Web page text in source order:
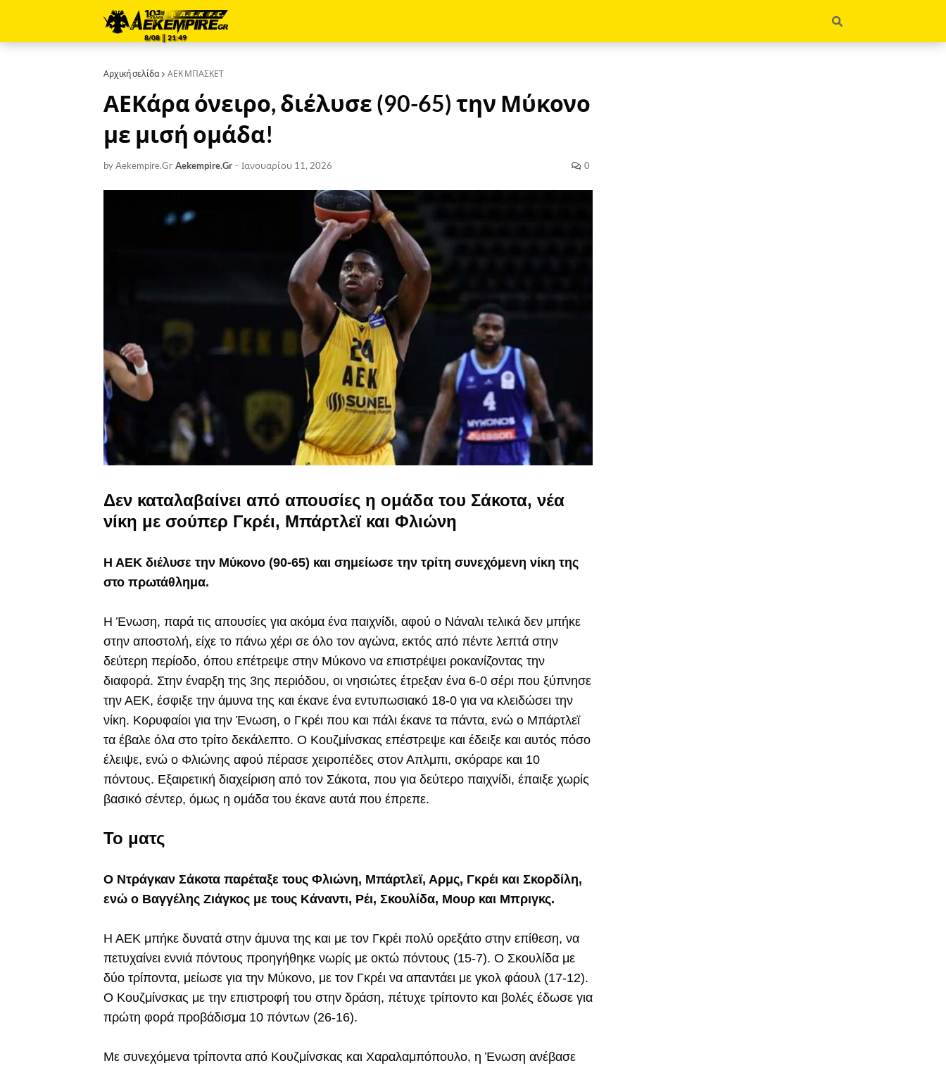
8/08 ║ 21:49
Αρχική σελίδα ΑΕΚ ΜΠΑΣΚΕΤ
ΑΕΚάρα όνειρο, διέλυσε (90-65) την Μύκονο
με μισή ομάδα!
by Aekempire.Gr Aekempire.Gr - Ιανουαρίου 11, 2026 0
Δεν καταλαβαίνει από απουσίες η ομάδα του Σάκοτα, νέα
νίκη με σούπερ Γκρέι, Μπάρτλεϊ και Φλιώνη
Η ΑΕΚ διέλυσε την Μύκονο (90-65) και σημείωσε την τρίτη συνεχόμενη νίκη της
στο πρωτάθλημα.
Η Ένωση, παρά τις απουσίες για ακόμα ένα παιχνίδι, αφού ο Νάναλι τελικά δεν μπήκε
στην αποστολή, είχε το πάνω χέρι σε όλο τον αγώνα, εκτός από πέντε λεπτά στην
δεύτερη περίοδο, όπου επέτρεψε στην Μύκονο να επιστρέψει ροκανίζοντας την
διαφορά. Στην έναρξη της 3ης περιόδου, οι νησιώτες έτρεξαν ένα 6-0 σέρι που ξύπνησε
την ΑΕΚ, έσφιξε την άμυνα της και έκανε ένα εντυπωσιακό 18-0 για να κλειδώσει την
νίκη. Κορυφαίοι για την Ένωση, ο Γκρέι που και πάλι έκανε τα πάντα, ενώ ο Μπάρτλεϊ
τα έβαλε όλα στο τρίτο δεκάλεπτο. Ο Κουζμίνσκας επέστρεψε και έδειξε και αυτός πόσο
έλειψε, ενώ ο Φλιώνης αφού πέρασε χειροπέδες στον Απλμπι, σκόραρε και 10
πόντους. Εξαιρετική διαχείριση από τον Σάκοτα, που για δεύτερο παιχνίδι, έπαιξε χωρίς
βασικό σέντερ, όμως η ομάδα του έκανε αυτά που έπρεπε.
Το ματς
Ο Ντράγκαν Σάκοτα παρέταξε τους Φλιώνη, Μπάρτλεϊ, Αρμς, Γκρέι και Σκορδίλη,
ενώ ο Βαγγέλης Ζιάγκος με τους Κάναντι, Ρέι, Σκουλίδα, Μουρ και Μπριγκς.
Η ΑΕΚ μπήκε δυνατά στην άμυνα της και με τον Γκρέι πολύ ορεξάτο στην επίθεση, να
πετυχαίνει εννιά πόντους προηγήθηκε νωρίς με οκτώ πόντους (15-7). Ο Σκουλίδα με
δύο τρίποντα, μείωσε για την Μύκονο, με τον Γκρέι να απαντάει με γκολ φάουλ (17-12).
Ο Κουζμίνσκας με την επιστροφή του στην δράση, πέτυχε τρίποντο και βολές έδωσε για
πρώτη φορά προβάδισμα 10 πόντων (26-16).
Με συνεχόμενα τρίποντα από Κουζμίνσκας και Χαραλαμπόπουλο, η Ένωση ανέβασε